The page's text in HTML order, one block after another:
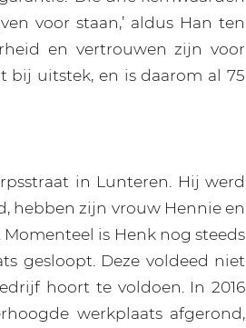
voor staan,’ aldus Han ten
en vertrouwen zijn voor
bij uitstek, en is daarom al 75
in Lunteren. Hij werd
hebben zijn vrouw Hennie en
is Henk nog steeds
gesloopt. Deze voldeed niet
hoort te voldoen. In 2016
werkplaats afgerond,